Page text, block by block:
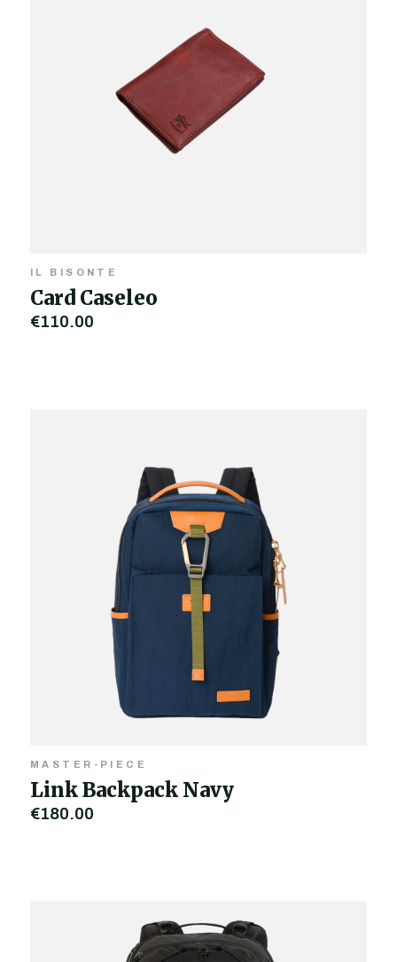
IL BISONTE
Card Caseleo
€110,00
MASTER-PIECE
Link Backpack Navy
€180,00